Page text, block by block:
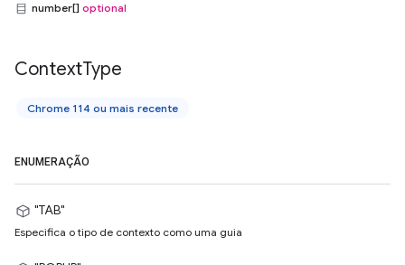
number[] optional
ContextType
Chrome 114 ou mais recente
ENUMERAÇÃO
"TAB"
Especifica o tipo de contexto como uma guia